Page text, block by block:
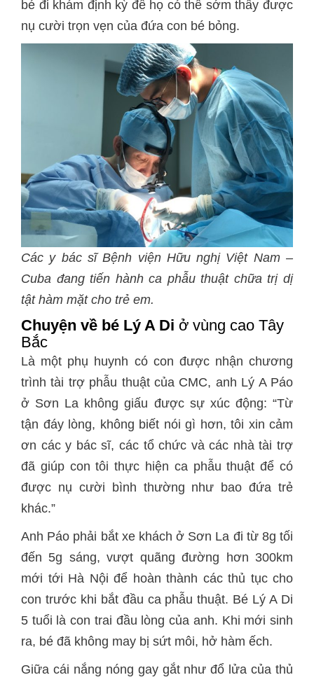
bé đi khám định kỳ để họ có thể sớm thấy được
nụ cười trọn vẹn của đứa con bé bỏng.
Các y bác sĩ Bệnh viện Hữu nghị Việt Nam –
Cuba đang tiến hành ca phẫu thuật chữa trị dị
tật hàm mặt cho trẻ em.
Chuyện về bé Lý A Di ở vùng cao Tây
Bắc
Là một phụ huynh có con được nhận chương
trình tài trợ phẫu thuật của CMC, anh Lý A Páo
ở Sơn La không giấu được sự xúc động: “Từ
tận đáy lòng, không biết nói gì hơn, tôi xin cảm
ơn các y bác sĩ, các tổ chức và các nhà tài trợ
đã giúp con tôi thực hiện ca phẫu thuật để có
được nụ cười bình thường như bao đứa trẻ
khác.”
Anh Páo phải bắt xe khách ở Sơn La đi từ 8g tối
đến 5g sáng, vượt quãng đường hơn 300km
mới tới Hà Nội để hoàn thành các thủ tục cho
con trước khi bắt đầu ca phẫu thuật. Bé Lý A Di
5 tuổi là con trai đầu lòng của anh. Khi mới sinh
ra, bé đã không may bị sứt môi, hở hàm ếch.
Giữa cái nắng nóng gay gắt như đổ lửa của thủ